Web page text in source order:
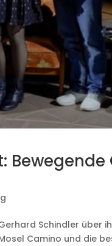
Schindler über
Camino und die